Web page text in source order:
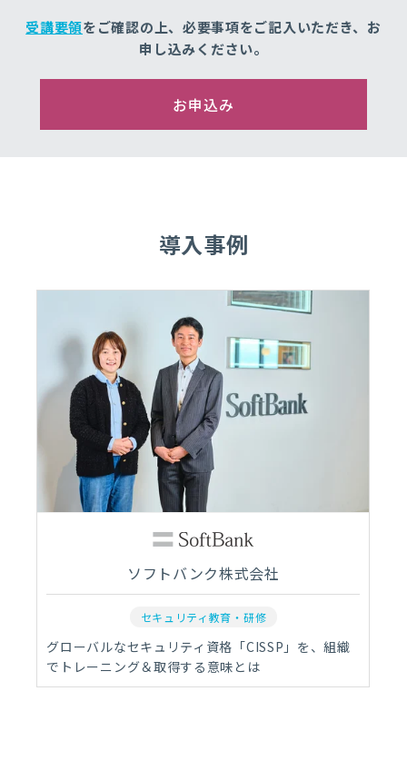
受講要領をご確認の上、必要事項をご記入いただき、お
申し込みください。
お申込み
導入事例
ソフトバンク株式会社
セキュリティ教育・研修
グローバルなセキュリティ資格「CISSP」を、組織
でトレーニング＆取得する意味とは